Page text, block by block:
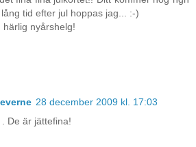
tid efter jul hoppas jag... :-)
härlig nyårshelg!
28 december 2009 kl. 17:03
De är jättefina!